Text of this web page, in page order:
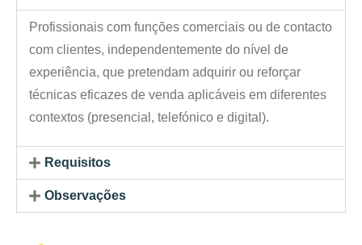
Profissionais com funções comerciais ou de contacto
com clientes, independentemente do nível de
experiência, que pretendam adquirir ou reforçar
técnicas eficazes de venda aplicáveis em diferentes
contextos (presencial, telefónico e digital).
Requisitos
Observações